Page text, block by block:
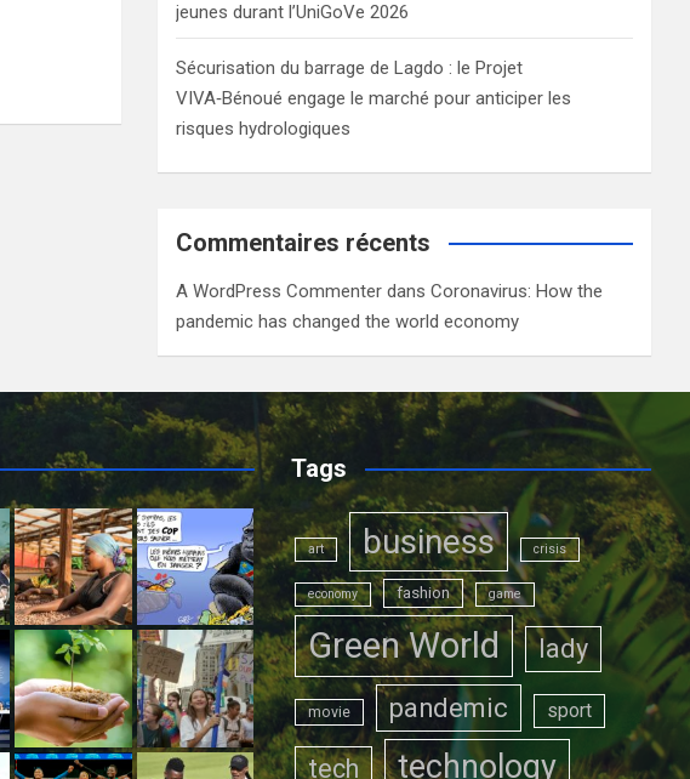
jeunes durant l’UniGoVe 2026
Sécurisation du barrage de Lagdo : le Projet
VIVA‑Bénoué engage le marché pour anticiper les
risques hydrologiques
Commentaires récents
A WordPress Commenter dansCoronavirus: How the
pandemic has changed the world economy
Tags
art business crisis
economy fashion game
Green World lady
movie pandemic sport
tech technology